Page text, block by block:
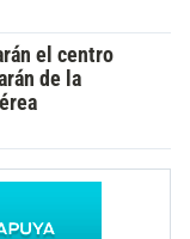
el centro
de la